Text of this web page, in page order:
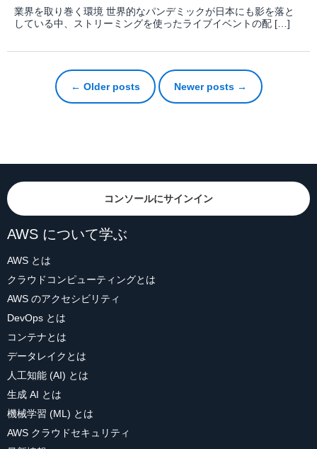
業界を取り巻く環境 世界的なパンデミックが日本にも影を落と
している中、ストリーミングを使ったライブイベントの配 […]
← Older posts Newer posts →
コンソールにサインイン
AWS について学ぶ
AWS とは
クラウドコンピューティングとは
AWS のアクセシビリティ
DevOps とは
コンテナとは
データレイクとは
人工知能 (AI) とは
生成 AI とは
機械学習 (ML) とは
AWS クラウドセキュリティ